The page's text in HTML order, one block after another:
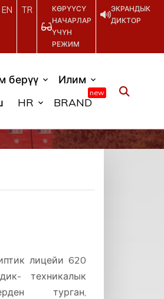
EN TR
КӨРҮҮСҮ
НАЧАРЛАР
ҮЧҮН
РЕЖИМ
ЭКРАНДЫК
ДИКТОР
берүү
Илим
HR BRAND
new
лицейи 620
техникалык
турган,